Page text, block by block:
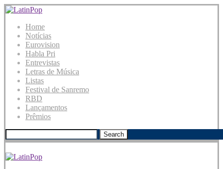
Home
Notícias
Eurovision
Habla Pri
Entrevistas
Letras de Música
Listas
Festival de Sanremo
RBD
Lançamentos
Prêmios
Search